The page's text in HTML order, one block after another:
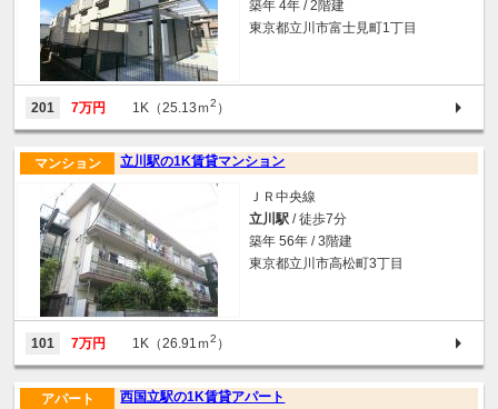
築年 4年 / 2階建
東京都立川市富士見町1丁目
201 7万円 1K（25.13ｍ2 ）
立川駅の1K賃貸マンション
マンション
ＪＲ中央線
立川駅 / 徒歩7分
築年 56年 / 3階建
東京都立川市高松町3丁目
101 7万円 1K（26.91ｍ2 ）
西国立駅の1K賃貸アパート
アパート